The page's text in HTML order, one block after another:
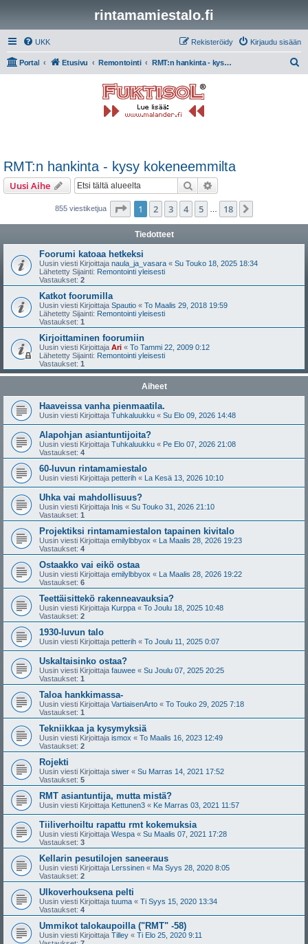
rintamamiestalo.fi
UKK Kirjaudu sisään
Rekisteröidy
Portal Etusivu Remontointi RMT:n hankinta - kysy kokeneemmilta
RMT:n hankinta - kysy kokeneemmilta
Uusi Aihe Etsi
855 viestiketjua Sivu /18
1 2 3 4 5 18
Tiedotteet
Foorumi katoaa hetkeksi
Uusin viesti Kirjoittaja naula_ja_vasara « Su Touko 18, 2025 18:34
Lähetetty Sijainti: Remontointi yleisesti
Vastaukset: 2
Katkot foorumilla
Uusin viesti Kirjoittaja Spautio « To Maalis 29, 2018 19:59
Lähetetty Sijainti: Remontointi yleisesti
Vastaukset: 1
Kirjoittaminen foorumiin
Uusin viesti Kirjoittaja Ari « To Tammi 22, 2009 0:12
Lähetetty Sijainti: Remontointi yleisesti
Vastaukset: 1
Aiheet
Haaveissa vanha pienmaatila.
Uusin viesti Kirjoittaja Tuhkaluukku « Su Elo 09, 2026 14:48
Alapohjan asiantuntijoita?
Uusin viesti Kirjoittaja Tuhkaluukku « Pe Elo 07, 2026 21:08
Vastaukset: 4
60-luvun rintamamiestalo
Uusin viesti Kirjoittaja petterih « La Kesä 13, 2026 10:10
Uhka vai mahdollisuus?
Uusin viesti Kirjoittaja Inis « Su Touko 31, 2026 21:10
Vastaukset: 1
Projektiksi rintamamiestalon tapainen kivitalo
Uusin viesti Kirjoittaja emilylbbyox « La Maalis 28, 2026 19:23
Vastaukset: 4
Ostaakko vai eikö ostaa
Uusin viesti Kirjoittaja emilylbbyox « La Maalis 28, 2026 19:22
Vastaukset: 6
Teettäisittekö rakenneavauksia?
Uusin viesti Kirjoittaja Kurppa « To Joulu 18, 2025 10:48
Vastaukset: 2
1930-luvun talo
Uusin viesti Kirjoittaja petterih « To Joulu 11, 2025 0:07
Uskaltaisinko ostaa?
Uusin viesti Kirjoittaja fauwee « Su Joulu 07, 2025 20:25
Vastaukset: 1
Taloa hankkimassa-
Uusin viesti Kirjoittaja VartiaisenArto « To Touko 29, 2025 7:18
Vastaukset: 1
Tekniikkaa ja kysymyksiä
Uusin viesti Kirjoittaja ismox « To Maalis 16, 2023 12:49
Vastaukset: 2
Rojekti
Uusin viesti Kirjoittaja siwer « Su Marras 14, 2021 17:52
Vastaukset: 5
RMT asiantuntija, mutta mistä?
Uusin viesti Kirjoittaja Kettunen3 « Ke Marras 03, 2021 11:57
Tiiliverhoiltu rapattu rmt kokemuksia
Uusin viesti Kirjoittaja Wespa « Su Maalis 07, 2021 17:28
Vastaukset: 3
Kellarin pesutilojen saneeraus
Uusin viesti Kirjoittaja Lerssinen « Ma Syys 28, 2020 8:05
Vastaukset: 2
Ulkoverhouksena pelti
Uusin viesti Kirjoittaja tuuma « Ti Syys 15, 2020 13:34
Vastaukset: 4
Ummikot talokaupoilla ("RMT" -58)
Uusin viesti Kirjoittaja Tilley « Ti Elo 25, 2020 9:11